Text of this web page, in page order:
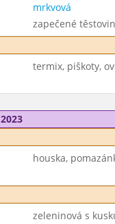
mrkvová
zapečené
termix, piškoty,
houska,
zeleninová s